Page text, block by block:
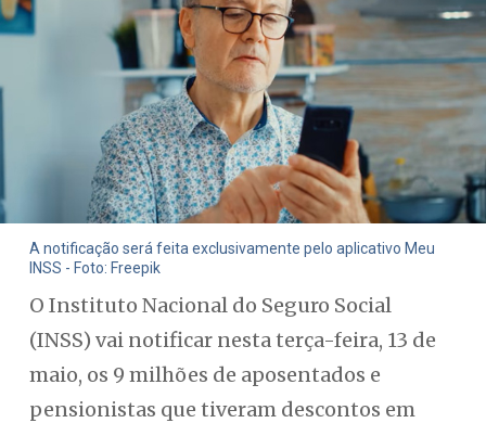
A notificação será feita exclusivamente pelo aplicativo Meu
INSS - Foto: Freepik
O Instituto Nacional do Seguro Social
(INSS) vai notificar nesta terça-feira, 13 de
maio, os 9 milhões de aposentados e
pensionistas que tiveram descontos em